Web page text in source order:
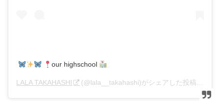
our highschool
LALA TAKAHASHI (@lala__takahashi)がシェアした投稿 –